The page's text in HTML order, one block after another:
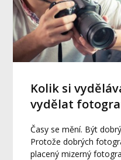
Kolik si
vydělat
Časy se mění. Být
Protože dobrých
placený mizerný